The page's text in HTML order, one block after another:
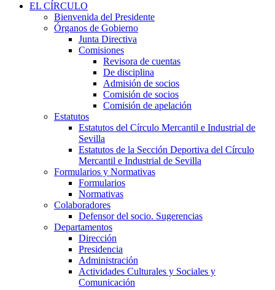
EL CÍRCULO
Bienvenida del Presidente
Órganos de Gobierno
Junta Directiva
Comisiones
Revisora de cuentas
De disciplina
Admisión de socios
Comisión de socios
Comisión de apelación
Estatutos
Estatutos del Círculo Mercantil e Industrial de
Sevilla
Estatutos de la Sección Deportiva del Círculo
Mercantil e Industrial de Sevilla
Formularios y Normativas
Formularios
Normativas
Colaboradores
Defensor del socio. Sugerencias
Departamentos
Dirección
Presidencia
Administración
Actividades Culturales y Sociales y
Comunicación